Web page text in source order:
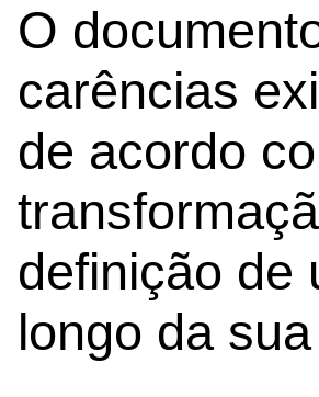
O
carências
de acordo
definição de
longo da